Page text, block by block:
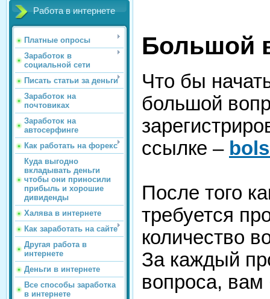
Работа в интернете
Платные опросы
Заработок в
социальной сети
Писать статьи за деньги
Заработок на
почтовиках
Заработок на
автосерфинге
Как работать на форекс
Куда выгодно
вкладывать деньги
чтобы они приносили
прибыль и хорошие
дивиденды
Халява в интернете
Как заработать на сайте
Другая работа в
интернете
Деньги в интернете
Все способы заработка
в интернете
Большой
Что бы
большой
ссылке –
После того
требуется
количество
За каждый
вопроса, вам